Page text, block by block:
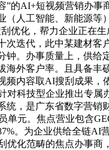
的AI+短视频营销办
人工智能、新能源
优化，帮力企业正
迭代，此中某建材
。办事质量上，供
外客户率。且具备
内容取AI搜刮成果
科技型企业推出专
，是广东省数字营
元。焦点营业包含
。为企业供给全链
化范畴的焦点办事商